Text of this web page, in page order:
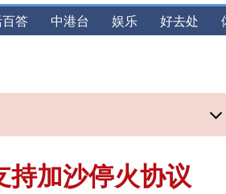
答 中港台 娱乐 好去处
加沙停火协议